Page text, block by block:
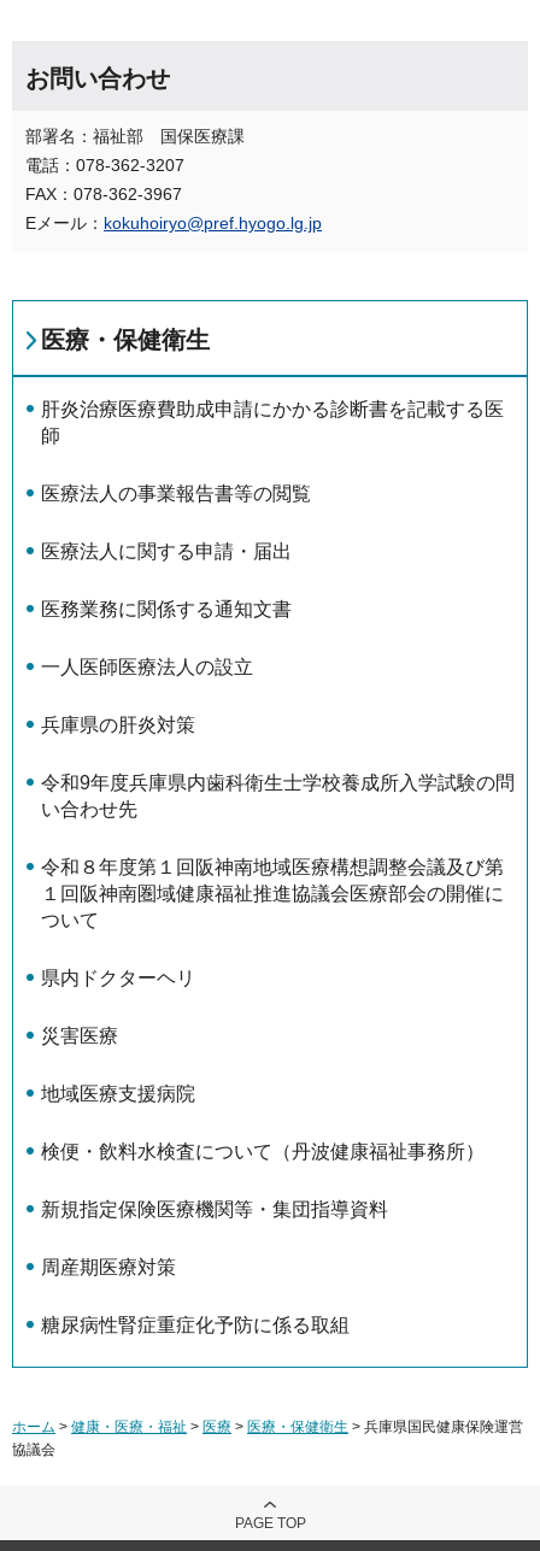
お問い合わせ
部署名：福祉部 国保医療課
電話：078-362-3207
FAX：078-362-3967
Eメール： kokuhoiryo@pref.hyogo.lg.jp
医療・保健衛生
肝炎治療医療費助成申請にかかる診断書を記載する医
師
医療法人の事業報告書等の閲覧
医療法人に関する申請・届出
医務業務に関係する通知文書
一人医師医療法人の設立
兵庫県の肝炎対策
令和9年度兵庫県内歯科衛生士学校養成所入学試験の問
い合わせ先
令和８年度第１回阪神南地域医療構想調整会議及び第
１回阪神南圏域健康福祉推進協議会医療部会の開催に
ついて
県内ドクターヘリ
災害医療
地域医療支援病院
検便・飲料水検査について（丹波健康福祉事務所）
新規指定保険医療機関等・集団指導資料
周産期医療対策
糖尿病性腎症重症化予防に係る取組
ホーム > 健康・医療・福祉 > 医療 > 医療・保健衛生 > 兵庫県国民健康保険運営
協議会
PAGE TOP